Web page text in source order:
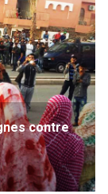
contre